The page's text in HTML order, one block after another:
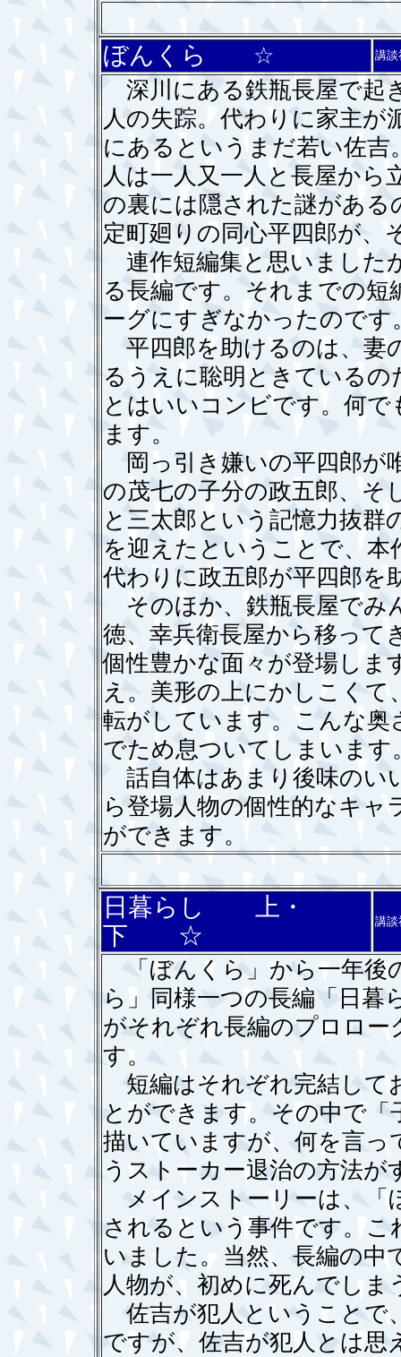
ぼんくら ☆ 講談
深川にある鉄瓶長屋で起
人の失踪。代わりに家主が
にあるというまだ若い佐
人は一人又一人と長屋か
の裏には隠された謎があ
定町廻りの同心平四郎が、
連作短編集と思いました
る長編です。それまでの
ーグにすぎなかったのです
平四郎を助けるのは、妻
るうえに聡明ときている
とはいいコンビです。何
ます。
岡っ引き嫌いの平四郎が
の茂七の子分の政五郎、そ
と三太郎という記憶力抜群
を迎えたということで、
代わりに政五郎が平四郎を
そのほか、鉄瓶長屋でみ
徳、幸兵衛長屋から移って
個性豊かな面々が登場しま
え。美形の上にかしこく
転がしています。こんな
でため息ついてしまいます
話自体はあまり後味のい
ら登場人物の個性的なキ
ができます。
日暮らし 上・
下 ☆
講談
「ぼんくら」から一年後
ら」同様一つの長編「日暮
がそれぞれ長編のプロロ
す。
短編はそれぞれ完結して
とができます。その中で
描いていますが、何を言
うストーカー退治の方法が
メインストーリーは、「
されるという事件です。
いました。当然、長編の中
人物が、初めに死んでしま
佐吉が犯人ということで
ですが、佐吉が犯人とは思